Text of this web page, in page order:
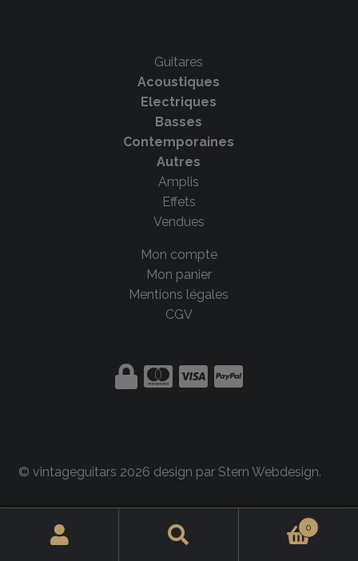
Guitares
Acoustiques
Electriques
Basses
Contemporaines
Autres
Amplis
Effets
Vendues
Mon compte
Mon panier
Mentions légales
CGV
© vintageguitars 2026 design par Stern Webdesign.
Rechercher :
0